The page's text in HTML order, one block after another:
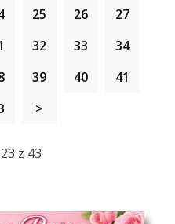
25 26
27
32 33
34
39 40
41
>
z 43